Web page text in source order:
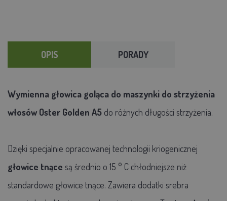
OPIS PORADY
Wymienna głowica goląca do maszynki do strzyżenia
włosów Oster Golden A5 do różnych długości strzyżenia.
Dzięki specjalnie opracowanej technologii kriogenicznej
głowice tnące są średnio o 15 ° C chłodniejsze niż
standardowe głowice tnące. Zawiera dodatki srebra